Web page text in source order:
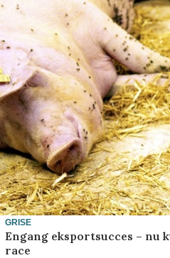
GRISE
Engang eksportsucces –
race